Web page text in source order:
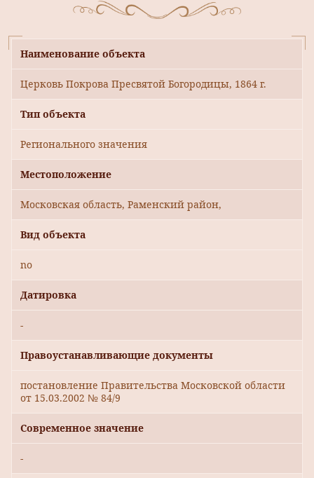
Наименование объекта
Церковь Покрова Пресвятой Богородицы, 1864 г.
Тип объекта
Регионального значения
Местоположение
Московская область, Раменский район,
Вид объекта
no
Датировка
-
Правоустанавливающие документы
постановление Правительства Московской области
от 15.03.2002 № 84/9
Современное значение
-